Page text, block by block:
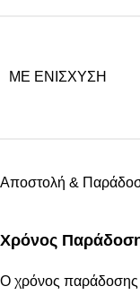
ΜΕ ΕΝΊΣΧΥΣΗ
Αποστολή &
Χρόνος
Ο χρόνος